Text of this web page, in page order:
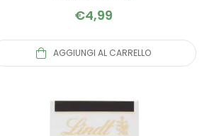
€4,99
AGGIUNGI AL CARRELLO